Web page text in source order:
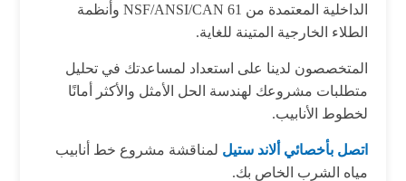
الداخلية المعتمدة من NSF/ANSI/CAN 61 وأنظمة
الطلاء الخارجية المتينة للغاية.
المتخصصون لدينا على استعداد لمساعدتك في تحليل
متطلبات مشروعك لهندسة الحل الأمثل والأكثر أمانًا
لخطوط الأنابيب.
اتصل بأخصائي ألاند ستيل لمناقشة مشروع خط أنابيب
مياه الشرب الخاص بك.